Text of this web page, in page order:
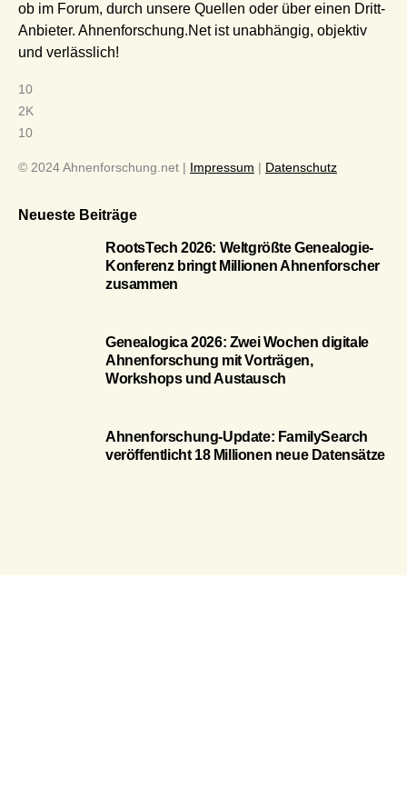
ob im Forum, durch unsere Quellen oder über einen Dritt-
Anbieter. Ahnenforschung.Net ist unabhängig, objektiv
und verlässlich!
10
2K
10
© 2024 Ahnenforschung.net | Impressum | Datenschutz
Neueste Beiträge
RootsTech 2026: Weltgrößte Genealogie-
Konferenz bringt Millionen Ahnenforscher
zusammen
Genealogica 2026: Zwei Wochen digitale
Ahnenforschung mit Vorträgen,
Workshops und Austausch
Ahnenforschung-Update: FamilySearch
veröffentlicht 18 Millionen neue Datensätze